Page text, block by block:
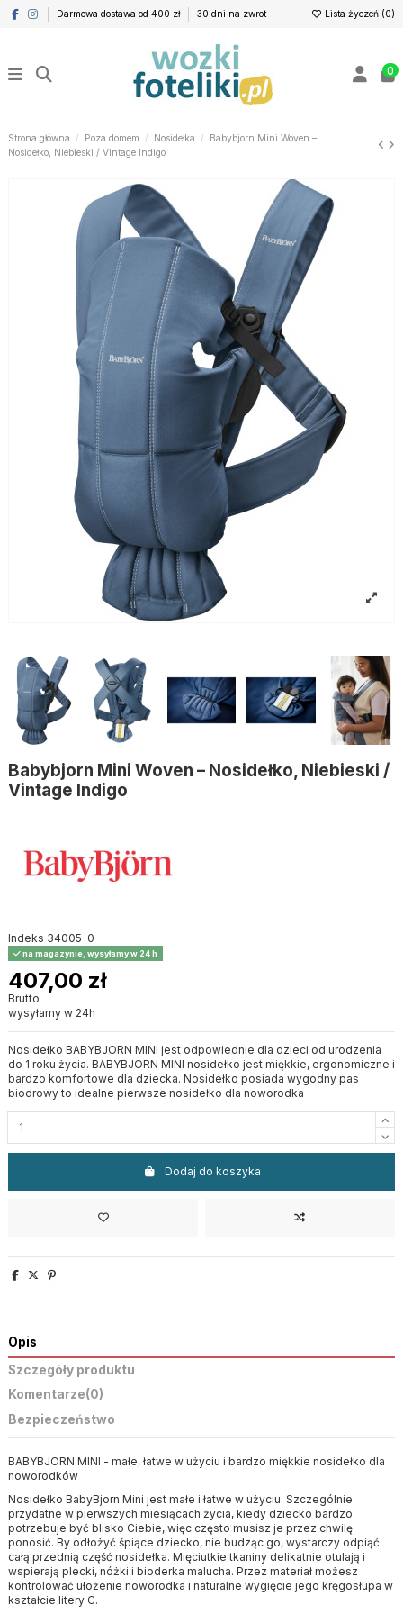
Darmowa dostawa od 400 zł 30 dni na zwrot Lista życzeń (0)
0
Strona główna Poza domem Nosidełka
Babybjorn Mini Woven –
Nosidełko, Niebieski / Vintage Indigo
Babybjorn Mini Woven – Nosidełko, Niebieski /
Vintage Indigo
Indeks 34005-0
na magazynie, wysyłamy w 24 h
407,00 zł
Brutto
wysyłamy w 24h
Nosidełko BABYBJORN MINI jest odpowiednie dla dzieci od urodzenia
do 1 roku życia. BABYBJORN MINI nosidełko jest miękkie, ergonomiczne i
bardzo komfortowe dla dziecka. Nosidełko posiada wygodny pas
biodrowy to idealne pierwsze nosidełko dla noworodka
Dodaj do koszyka
Opis
Szczegóły produktu
Komentarze(0)
Bezpieczeństwo
BABYBJORN MINI - małe, łatwe w użyciu i bardzo miękkie nosidełko dla
noworodków
Nosidełko BabyBjorn Mini jest małe i łatwe w użyciu. Szczególnie
przydatne w pierwszych miesiącach życia, kiedy dziecko bardzo
potrzebuje być blisko Ciebie, więc często musisz je przez chwilę
ponosić. By odłożyć śpiące dziecko, nie budząc go, wystarczy odpiąć
całą przednią część nosidełka. Mięciutkie tkaniny delikatnie otulają i
wspierają plecki, nóżki i bioderka malucha. Przez materiał możesz
kontrolować ułożenie noworodka i naturalne wygięcie jego kręgosłupa w
kształcie litery C.